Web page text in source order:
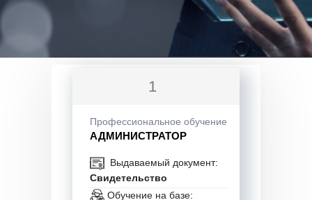
1
Профессиональное обучение
АДМИНИСТРАТОР
Выдаваемый документ:
Свидетельство
Обучение на базе: